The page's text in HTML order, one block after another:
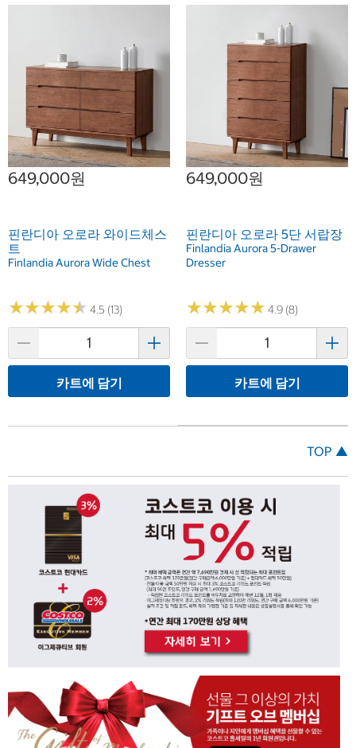
649,000원
핀란디아 오로라 와이드체스
트
Finlandia Aurora Wide Chest
★★★★★
★★★★★ 4.5 (13)
카트에 담기
649,000원
핀란디아 오로라 5단 서랍장
Finlandia Aurora 5-Drawer
Dresser
★★★★★
★★★★★ 4.9 (8)
카트에 담기
TOP ▲